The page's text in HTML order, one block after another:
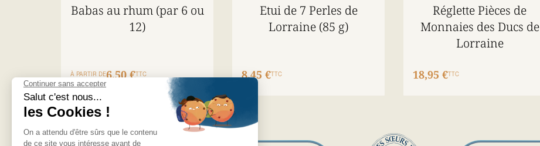
Babas au rhum (par 6 ou
12)
À PARTIR DE6,50 €TTC
Etui de 7 Perles de
Lorraine (85 g)
8,45 €TTC
Réglette Pièces de
Monnaies des Ducs de
Lorraine
18,95 €TTC